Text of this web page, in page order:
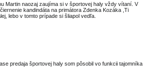
Martin naozaj zaujíma si v športovej haly vždy vítaní. V
kandindáta na primátora Zdenka Kozáka ,Ti
lebo v tomto prípade si šliapol vedľa.
predaja športovej haly som pôsobil vo funkcii tajomníka